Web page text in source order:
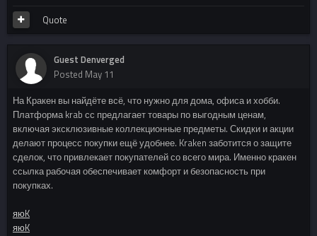
Quote
Guest Denverged
Posted May 11
На Кракен вы найдёте всё, что нужно для дома, офиса и хобби.
Платформа krab сс предлагает товары по выгодным ценам,
включая эксклюзивные коллекционные предметы. Скидки и акции
делают процесс покупки ещё удобнее. Kraken заботится о защите
сделок, что привлекает покупателей со всего мира. Именно кракен
ссылка рабочая обеспечивает комфорт и безопасность при
покупках.
яюK
яюK